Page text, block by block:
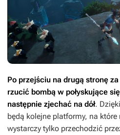
Po przejściu na drugą stronę
rzucić bombą w połyskujące
następnie zjechać na dół.
będą kolejne platformy, na
wystarczy tylko przechodzić